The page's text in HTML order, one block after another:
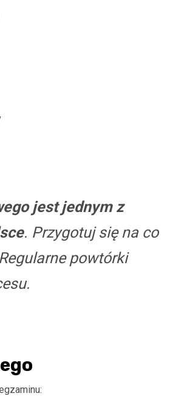
jest jednym z
. Przygotuj się na co
powtórki